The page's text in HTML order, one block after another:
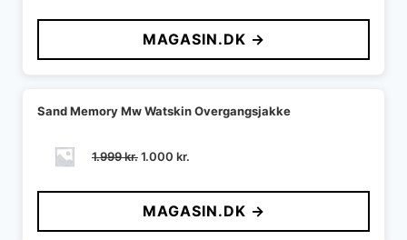
pris
var:
1.995 kr..
pris
er:
998 kr..
MAGASIN.DK →
Sand Memory Mw Watskin Overgangsjakke
1.999kr.Den
pris
var:
1.999 kr..
1.000 kr.
pris
er:
1.000 kr..
MAGASIN.DK →